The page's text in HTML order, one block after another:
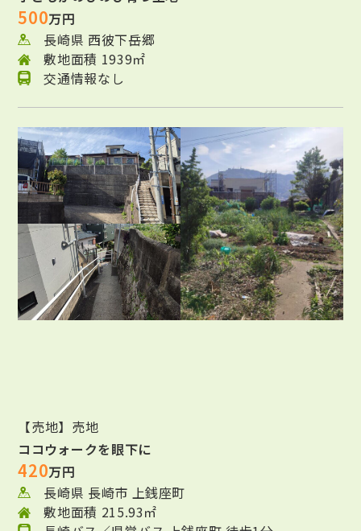
500万円
長崎県 西彼下岳郷
敷地面積 1939㎡
交通情報なし
【売地】売地
ココウォークを眼下に
420万円
長崎県 長崎市 上銭座町
敷地面積 215.93㎡